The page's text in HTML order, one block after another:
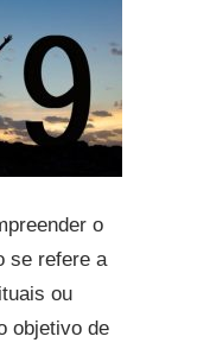
o
se refere a
ou
objetivo de